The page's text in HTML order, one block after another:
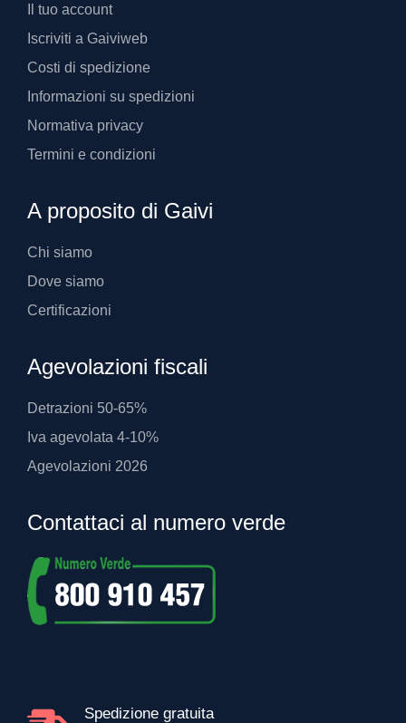
Il tuo account
Iscriviti a Gaiviweb
Costi di spedizione
Informazioni su spedizioni
Normativa privacy
Termini e condizioni
A proposito di Gaivi
Chi siamo
Dove siamo
Certificazioni
Agevolazioni fiscali
Detrazioni 50-65%
Iva agevolata 4-10%
Agevolazioni 2026
Contattaci al numero verde
Spedizione gratuita